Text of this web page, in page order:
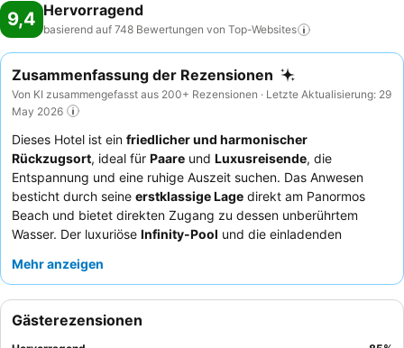
9,4 Hervorragend
basierend auf 748 Bewertungen von Top-Websites
Zusammenfassung der Rezensionen
Von KI zusammengefasst aus 200+ Rezensionen · Letzte Aktualisierung: 29
May 2026
Dieses Hotel ist ein friedlicher und harmonischer
Rückzugsort, ideal für Paare und Luxusreisende, die
Entspannung und eine ruhige Auszeit suchen. Das Anwesen
besticht durch seine erstklassige Lage direkt am Panormos
Beach und bietet direkten Zugang zu dessen unberührtem
Wasser. Der luxuriöse Infinity-Pool und die einladenden
Freizeitgestaltung. Die Gäste loben durchweg das unglaublich
Personal, wobei ein großzügiges und hochwertiges
Frühstücksbuffetmit vielfältigen frischen und hausgemachten
Mehr anzeigen
Gästerezensionen